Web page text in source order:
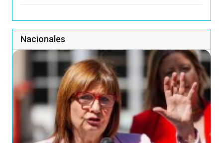
Nacionales